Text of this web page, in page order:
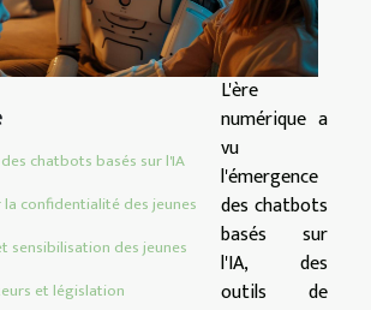
chatbots basés sur l'IA
la confidentialité des jeunes
sensibilisation des jeunes
et législation
L'ère
numérique a
vu
l'émergence
des chatbots
basés sur
l'IA, des
outils de